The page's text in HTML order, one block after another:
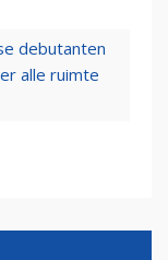
debutanten
alle ruimte